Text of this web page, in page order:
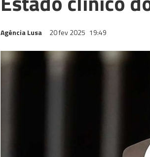
Agência Lusa 20 fev 2025 19:49